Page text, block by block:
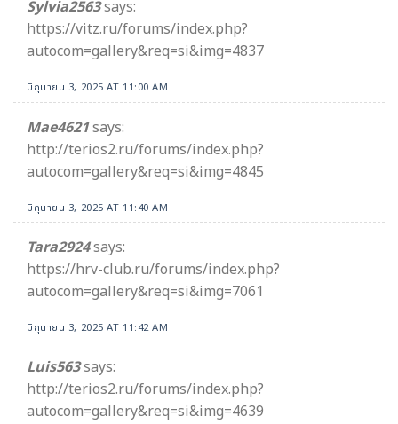
Sylvia2563says:
https://vitz.ru/forums/index.php?
autocom=gallery&req=si&img=4837
มิถุนายน 3, 2025 AT 11:00 AM
Mae4621says:
http://terios2.ru/forums/index.php?
autocom=gallery&req=si&img=4845
มิถุนายน 3, 2025 AT 11:40 AM
Tara2924says:
https://hrv-club.ru/forums/index.php?
autocom=gallery&req=si&img=7061
มิถุนายน 3, 2025 AT 11:42 AM
Luis563says:
http://terios2.ru/forums/index.php?
autocom=gallery&req=si&img=4639